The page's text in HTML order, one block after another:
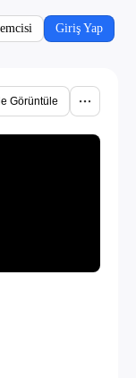
Giriş Yap
Görüntüle